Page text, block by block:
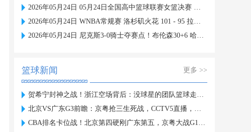
2026年05月24日 05月24日全国高中篮球联赛女篮决赛 济源一中 56 - 76 东北师大附中 全场集锦
2026年05月24日 WNBA常规赛 洛杉矶火花 101 - 95 拉斯维加斯王牌 全场集锦
2026年05月24日 尼克斯3-0骑士夺赛点！布伦森30+6 哈登&米切尔合计11失误
篮球新闻 更多 >>
贺希宁封神之战！浙江空场背后：没球星的团队篮球走不动？
北京VS广东G3前瞻：京粤抢三生死战，CCTV5直播，胜者PK上海
CBA排名卡位战！北京第四硬刚广东第五，京粤大战G1定生死